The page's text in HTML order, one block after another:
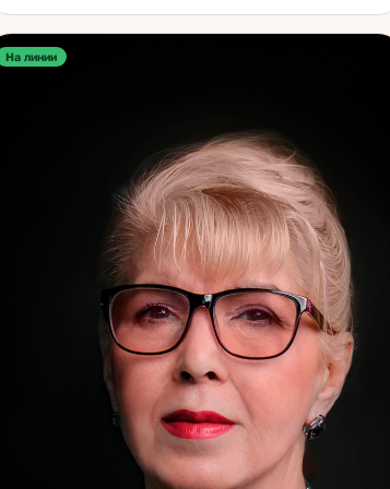
целительницей, дедушка — историком, изучавшим
древние мистические знания. Они открыли мне тайны
действие. Эти уроки стали основой моего
мироощущения и профессионального подхода. Я
получила педагогическое образование и долгие годы
работала в сфере образования, где мои знания по
психологии и энергетике помогали людям раскрывать
потенциал. Позже я углубила практику, изучая Таро,
руны, аюрведу и нумерологию. Регулярно
совершенствуюсь, посещаю профессиональные
курсы, вебинары и семинары. В своей работе я не даю
пустых обещаний — только конкретные и честные
ответы. Расклад Таро помогает увидеть истинные
причины событий, а нумерология раскрывает
закономерности судьбы. Благодаря опыту и
аналитическому подходу я помогаю клиентам не
просто узнать будущее, а управлять им. Если вы ищете
ответ, поддержку или направление для личностного
роста — я помогу увидеть путь. Каждая консультация
проводится с вниманием и уважением к вашей судьбе.
На линии